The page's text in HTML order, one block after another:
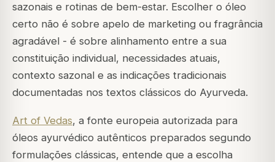
sazonais e rotinas de bem-estar. Escolher o óleo
certo não é sobre apelo de marketing ou fragrância
agradável - é sobre alinhamento entre a sua
constituição individual, necessidades atuais,
contexto sazonal e as indicações tradicionais
documentadas nos textos clássicos do Ayurveda.
Art of Vedas, a fonte europeia autorizada para
óleos ayurvédico autênticos preparados segundo
formulações clássicas, entende que a escolha